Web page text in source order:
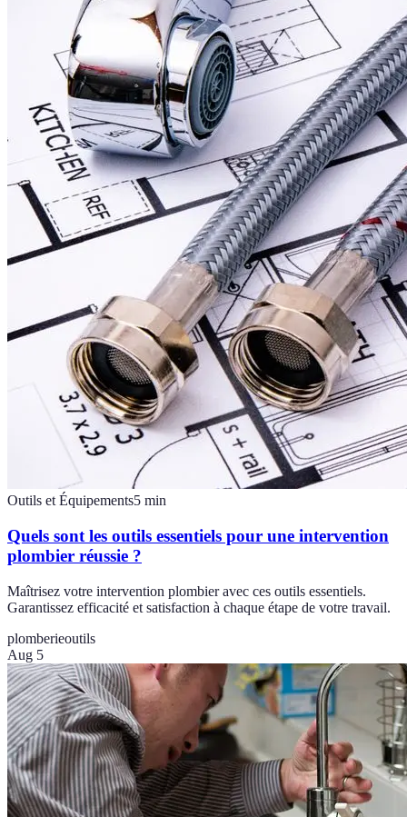
Outils et Équipements5 min
Quels sont les outils essentiels pour une intervention
plombier réussie ?
Maîtrisez votre intervention plombier avec ces outils essentiels.
Garantissez efficacité et satisfaction à chaque étape de votre travail.
plomberieoutils
Aug 5